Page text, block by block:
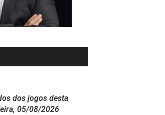
dos jogos desta
05/08/2026